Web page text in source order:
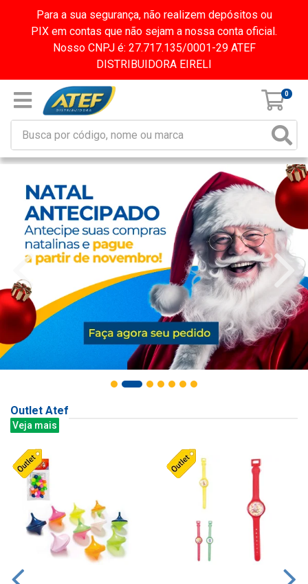
Para a sua segurança, não realizem depósitos ou
PIX em contas que não sejam a nossa conta oficial.
Nosso CNPJ é: 27.717.135/0001-29 ATEF
DISTRIBUIDORA EIRELI
0
Outlet Atef
Veja mais